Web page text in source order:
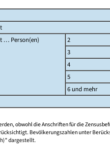
… Person(en)
2
3
4
5
6 und mehr
obwohl die Anschriften für die
Bevölkerungszahlen unter
dargestellt.